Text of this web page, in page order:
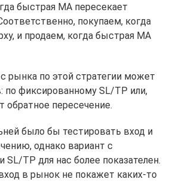
быстрая МА пересекает
покупаем, когда
и продаем, когда быстрая МА
рынка по этой стратегии может
по фиксированному SL/TP или,
обратное пересечение.
было бы тестировать вход и
однако вариант с
TP для нас более показателен.
в рынок не покажет каких-то